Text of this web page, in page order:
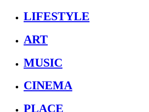
LIFESTYLE
ART
MUSIC
CINEMA
PLACE